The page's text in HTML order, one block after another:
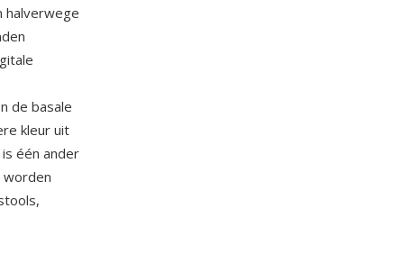
halverwege
de basale
kleur uit
één ander
worden